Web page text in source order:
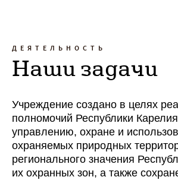
ДЕЯТЕЛЬНОСТЬ
Наши задачи
Учреждение создано в целях
полномочий Республики
управлению, охране и
охраняемых природных
регионального значения
их охранных зон, а также